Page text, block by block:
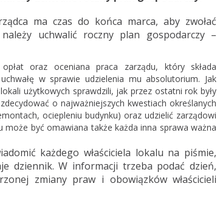
ma czas do końca marca, aby zwołać
uchwalić roczny plan gospodarczy –
oraz oceniana praca zarządu, który składa
w sprawie udzielenia mu absolutorium. Jak
użytkowych sprawdzili, jak przez ostatni rok były
o najważniejszych kwestiach określanych
ociepleniu budynku) oraz udzielić zarządowi
być omawiana także każda inna sprawa ważna
każdego właściciela lokalu na piśmie,
dziennik. W informacji trzeba podać dzień,
zmiany praw i obowiązków właścicieli